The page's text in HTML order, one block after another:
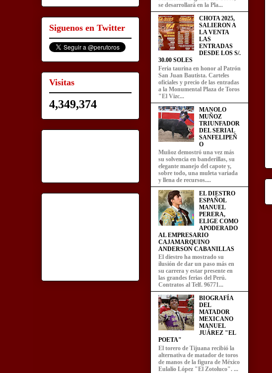
Siguenos en Twitter
Visitas
4,349,374
se desarrollará en la Pla...
CHOTA 2025,
SALIERON A
LA VENTA
LAS
ENTRADAS
DESDE LOS S/.
30.00 SOLES
Feria taurina en honor al Patrón
San Juan Bautista. Carteles
oficiales y precio de las entradas
a la Monumental Plaza de Toros
"El Vizc...
MANOLO
MUÑOZ
TRIUNFADOR
DEL SERIAL
SANFELIPEÑ
O
Muñoz demostró una vez más
su solvencia en banderillas, su
elegante manejo del capote y,
sobre todo, una muleta variada
y llena de recursos....
EL DIESTRO
ESPAÑOL
MANUEL
PERERA,
ELIGE COMO
APODERADO
AL EMPRESARIO
CAJAMARQUINO
ANDERSON CABANILLAS
El diestro ha mostrado su
ilusión de dar un paso más en
su carrera y estar presente en
las grandes ferias del Perú.
Contratos al Telf. 96771...
BIOGRAFÍA
DEL
MATADOR
MEXICANO
MANUEL
JUÁREZ "EL
POETA"
El torero de Tijuana recibió la
alternativa de matador de toros
de manos de la figura de México
Eulalio López "El Zotoluco". ...